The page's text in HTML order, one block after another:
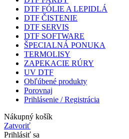
DTF FÓLIE A LEPIDLÁ
DTF ČISTENIE
DTF SERVIS
DTF SOFTWARE
ŠPECIALNÁ PONUKA
TERMOLISY
ZAPEKACIE RÚRY
UV DTF
Obľúbené produkty
Porovnaj
Prihlásenie / Registrácia
Nákupný košík
Zatvoriť
Prihlásiť sa